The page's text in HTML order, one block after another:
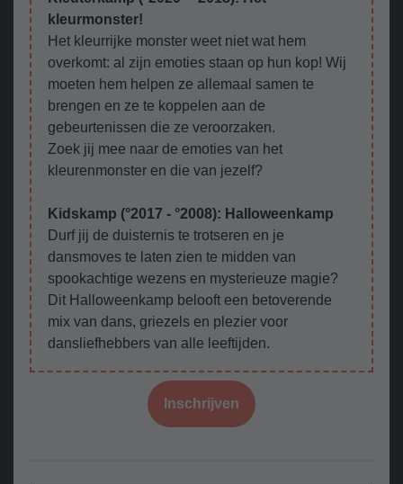
kleurmonster!
Het kleurrijke monster weet niet wat hem
overkomt: al zijn emoties staan op hun kop! Wij
moeten hem helpen ze allemaal samen te
brengen en ze te koppelen aan de
gebeurtenissen die ze veroorzaken.
Zoek jij mee naar de emoties van het
kleurenmonster en die van jezelf?
Kidskamp (°2017 - °2008): Halloweenkamp
Durf jij de duisternis te trotseren en je
dansmoves te laten zien te midden van
spookachtige wezens en mysterieuze magie?
Dit Halloweenkamp belooft een betoverende
mix van dans, griezels en plezier voor
dansliefhebbers van alle leeftijden.
Inschrijven